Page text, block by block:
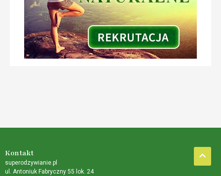
Kontakt
superodzywianie.pl
ul. Antoniuk Fabryczny 55 lok. 24